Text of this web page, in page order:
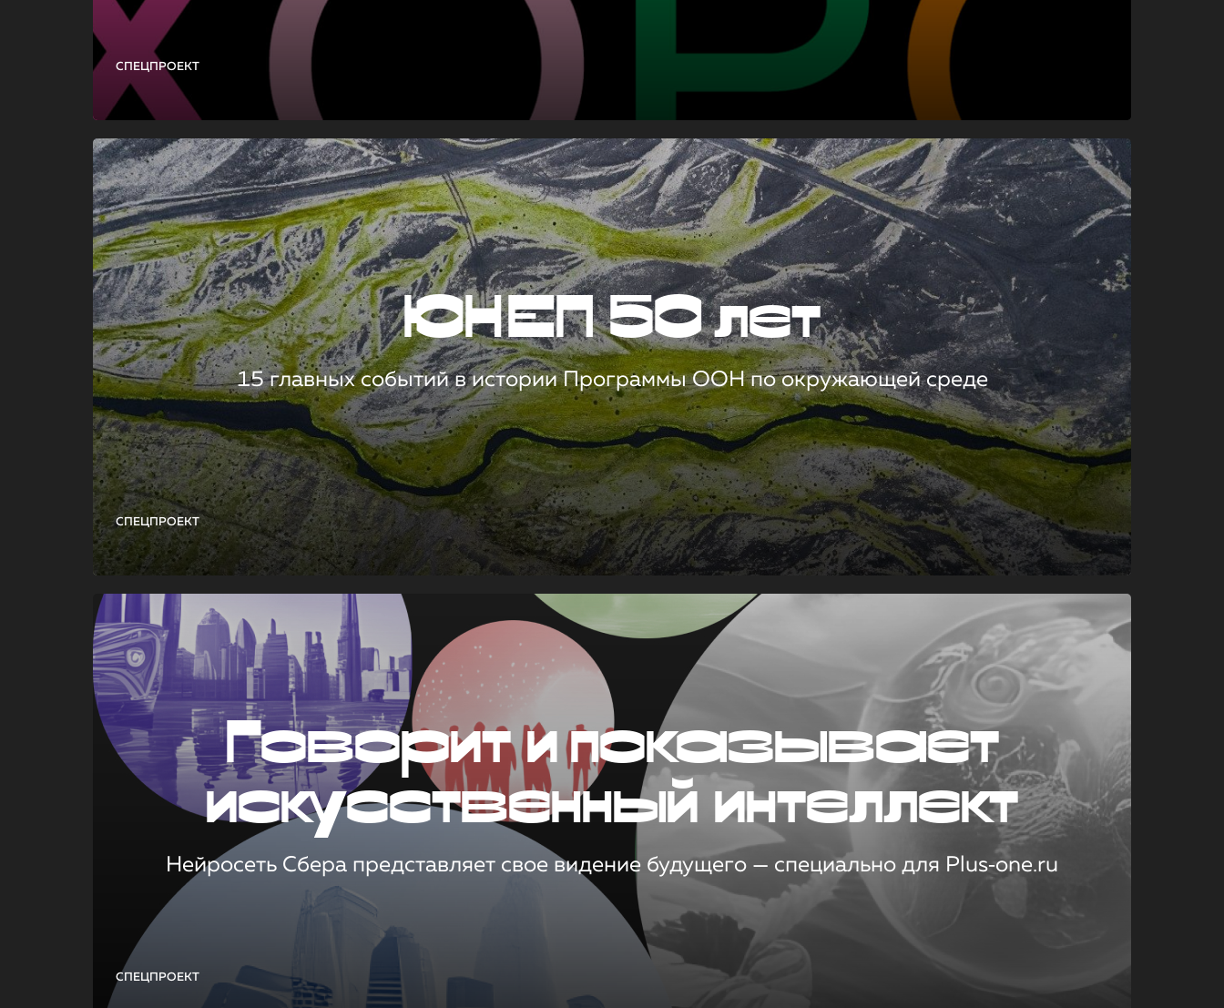
СПЕЦПРОЕКТ
СПЕЦПРОЕКТ
ЮНЕП 50 лет
15 главных событий в истории Программы ООН по окружающей среде
СПЕЦПРОЕКТ
Говорит и показывает
искусственный интеллект
Нейросеть Сбера представляет свое видение будущего — специально для Plus‑one.ru